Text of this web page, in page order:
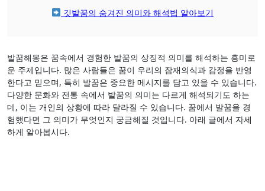
깃발꿈의 숨겨진 의미와 해석법 알아보기
발꿈해몽은 꿈속에서 경험한 발꿈의 상징적 의미를 해석하는 흥미로
운 주제입니다. 많은 사람들은 꿈이 우리의 잠재의식과 감정을 반영
한다고 믿으며, 특히 발꿈은 중요한 메시지를 담고 있을 수 있습니다.
다양한 문화와 전통 속에서 발꿈의 의미는 다르게 해석되기도 하는
데, 이는 개인의 상황에 따라 달라질 수 있습니다. 꿈에서 발꿈을 경
험했다면 그 의미가 무엇인지 궁금해질 것입니다. 아래 글에서 자세
하게 알아봅시다.